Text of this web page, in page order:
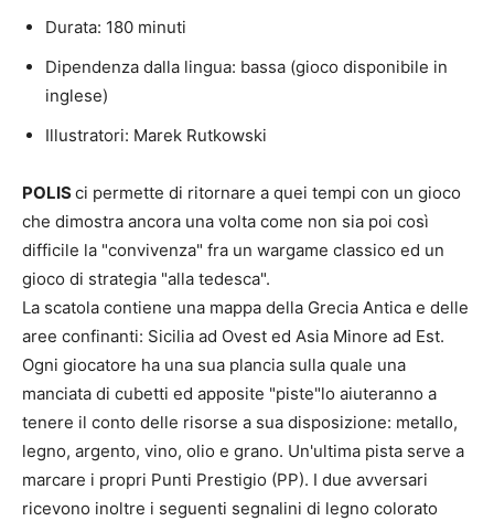
Durata: 180 minuti
Dipendenza dalla lingua: bassa (gioco disponibile in
inglese)
Illustratori: Marek Rutkowski
POLISci permette di ritornare a quei tempi con un gioco
che dimostra ancora una volta come non sia poi così
difficile la "convivenza" fra un wargame classico ed un
gioco di strategia "alla tedesca".
La scatola contiene una mappa della Grecia Antica e delle
aree confinanti: Sicilia ad Ovest ed Asia Minore ad Est.
Ogni giocatore ha una sua plancia sulla quale una
manciata di cubetti ed apposite "piste"lo aiuteranno a
tenere il conto delle risorse a sua disposizione: metallo,
legno, argento, vino, olio e grano. Un'ultima pista serve a
marcare i propri Punti Prestigio (PP). I due avversari
ricevono inoltre i seguenti segnalini di legno colorato